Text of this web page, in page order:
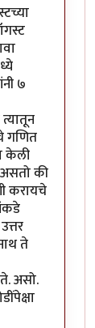
७
गणित
केली
की
करायचे
ते
असो.